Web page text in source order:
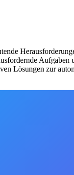
Aufgaben
Lösungen zur